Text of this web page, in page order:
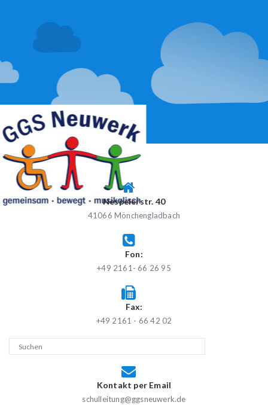
GGS NEUWERK
Gemeinschaftsgrundschule Neuwerk
Nespelerstr. 40
41066 Mönchengladbach
Fon:
+49 2161- 66 26 95
Fax:
+49 2161 - 66 42 02
Kontakt per Email
schulleitung@ggsneuwerk.de